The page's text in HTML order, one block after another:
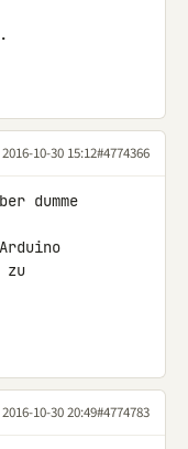
2016-10-30 15:12#4774366
dumme
zu
2016-10-30 20:49#4774783